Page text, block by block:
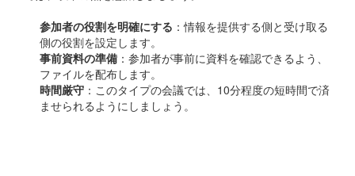
参加者の役割を明確にする ：情報を提供する側と受け取る
側の役割を設定します。
事前資料の準備 ：参加者が事前に資料を確認できるよう、
ファイルを配布します。
時間厳守 ：このタイプの会議では、10分程度の短時間で済
ませられるようにしましょう。